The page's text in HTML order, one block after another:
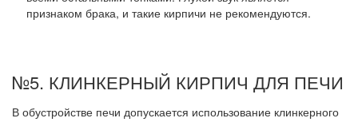
признаком брака, и такие кирпичи не рекомендуются.
№5. КЛИНКЕРНЫЙ КИРПИЧ ДЛЯ ПЕЧИ
В обустройстве печи допускается использование клинкерного